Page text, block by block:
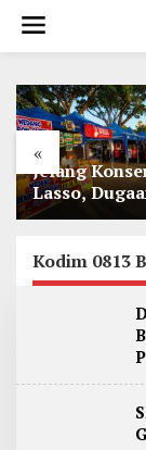
«
Jelang
Lasso,
Lapak
Kodim 0813